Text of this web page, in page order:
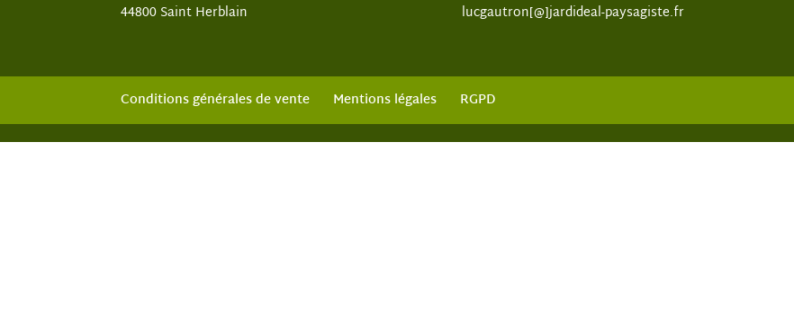
44800 Saint Herblain
lucgautron[@]jardideal-paysagiste.fr
Conditions générales de vente Mentions légales RGPD